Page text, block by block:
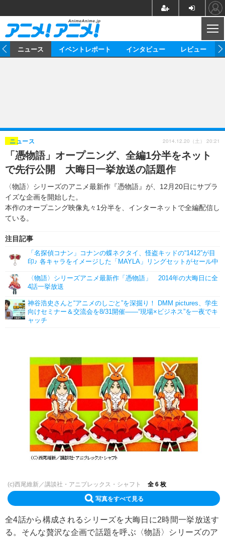
ゲーム グッズ
イベント 海外
海外イベント ビジネス
俳優・タレント アーティスト
ビジネス
アニメ 実写
書評 イベント
ゲーム
動画
アニメ！アニメ！TV
ニュース イベントレポート インタビュー レビュー
「憑物語」オープニング、全編1分半をネット
で先行公開 大晦日一挙放送の話題作
〈物語〉シリーズのアニメ最新作『憑物語』が、12月20日にサプラ
イズな企画を開始した。
本作のオープニング映像丸々1分半を、インターネットで全編配信し
ている。
ニュース
注目記事
「名探偵コナン」コナンの蝶ネクタイ、怪盗キッドの“1412”が目
印♪ 各キャラをイメージした「MAYLA」リングセットがセール中
〈物語〉シリーズアニメ最新作「憑物語」 2014年の大晦日に全
4話一挙放送
神谷浩史さんと“アニメのしごと”を深掘り！ DMM pictures、学生
向けセミナー＆交流会を8/31開催――“現場×ビジネス”を一夜でキ
ャッチ
2014.12.20（土） 20:21
(c)西尾維新／講談社・アニプレックス・シャフト 全 6 枚
写真をすべて見る
全4話から構成されるシリーズを大晦日に2時間一挙放送す
る。そんな贅沢な企画で話題を呼ぶ〈物語〉シリーズのア